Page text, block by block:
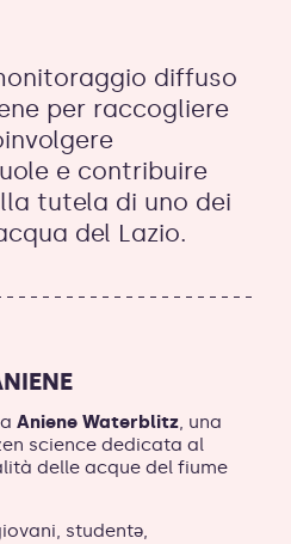
diffuso
per raccogliere
e contribuire
tutela di uno dei
del Lazio.
Aniene Waterblitz, una
science dedicata al
delle acque del fiume
studentə,